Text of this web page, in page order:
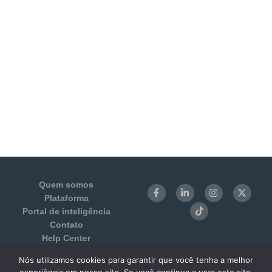
Quem somos
Plataforma
Portal de inteligência
Contato
Help Center
Termos de Uso e Privacidade
Nós utilizamos cookies para garantir que você tenha a melhor